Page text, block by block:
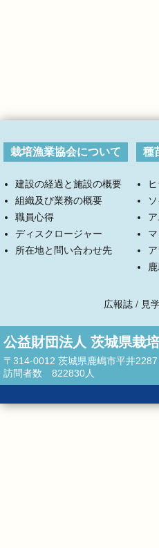
栽培漁業協会について
建設の経過と施設の概要
組織及び業務の概要
職員心得
ディスクロージャー
所在地と問い合わせ先
種
広報誌 / 見
公益財団法人 茨城県栽
〒314-0012 茨城県鹿嶋市平井
訪問者数 822830人